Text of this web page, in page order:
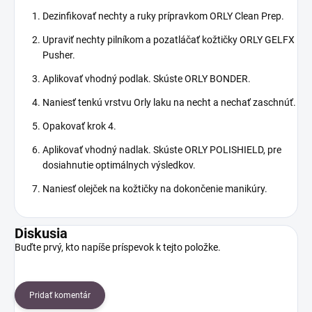
Dezinfikovať nechty a ruky prípravkom ORLY Clean Prep.
Upraviť nechty pilníkom a pozatláčať kožtičky ORLY GELFX
Pusher.
Aplikovať vhodný podlak. Skúste ORLY BONDER.
Naniesť tenkú vrstvu Orly laku na necht a nechať zaschnúť.
Opakovať krok 4.
Aplikovať vhodný nadlak. Skúste ORLY POLISHIELD, pre
dosiahnutie optimálnych výsledkov.
Naniesť olejček na kožtičky na dokončenie manikúry.
Diskusia
Buďte prvý, kto napíše príspevok k tejto položke.
Pridať komentár